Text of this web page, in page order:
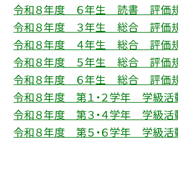
令和８年度 ６年生 読書 評価
令和８年度 ３年生 総合 評価
令和８年度 ４年生 総合 評価
令和８年度 ５年生 総合 評価
令和８年度 ６年生 総合 評価
令和８年度 第１・２学年 学級
令和８年度 第３・４学年 学級
令和８年度 第５・６学年 学級